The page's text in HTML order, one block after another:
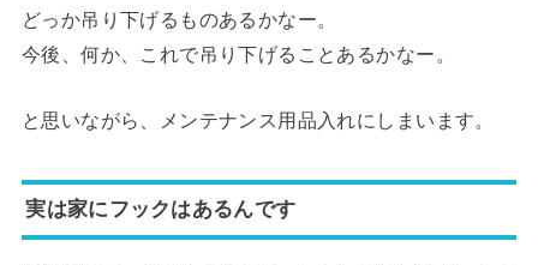
どっか吊り下げるものあるかなー。
今後、何か、これで吊り下げることあるかなー。
と思いながら、メンテナンス用品入れにしまいます。
実は家にフックはあるんです